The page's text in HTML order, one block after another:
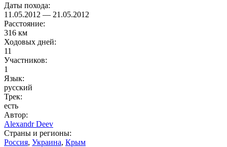
Даты похода:
11.05.2012 — 21.05.2012
Расстояние:
316 км
Ходовых дней:
11
Участников:
1
Язык:
русский
Трек:
есть
Автор:
Alexandr Deev
Страны и регионы:
Россия, Украина, Крым